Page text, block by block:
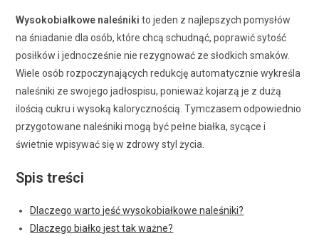
Wysokobiałkowe naleśniki to jeden z najlepszych pomysłów
na śniadanie dla osób, które chcą schudnąć, poprawić sytość
posiłków i jednocześnie nie rezygnować ze słodkich smaków.
Wiele osób rozpoczynających redukcję automatycznie wykreśla
naleśniki ze swojego jadłospisu, ponieważ kojarzą je z dużą
ilością cukru i wysoką kalorycznością. Tymczasem odpowiednio
przygotowane naleśniki mogą być pełne białka, sycące i
świetnie wpisywać się w zdrowy styl życia.
Spis treści
Dlaczego warto jeść wysokobiałkowe naleśniki?
Dlaczego białko jest tak ważne?